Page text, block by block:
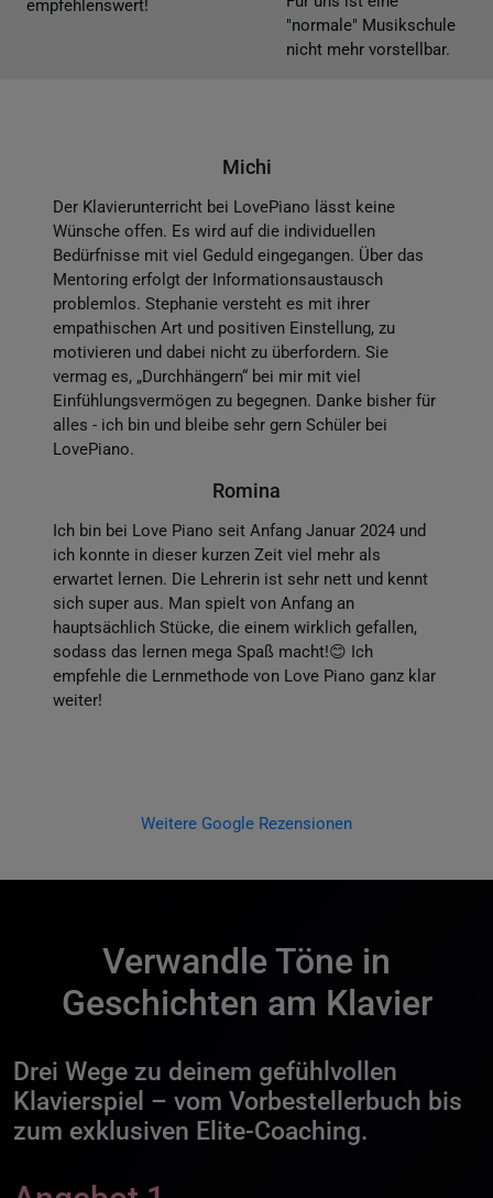
empfehlenswert!
"normale" Musikschule
nicht mehr vorstellbar.
Michi
Der Klavierunterricht bei LovePiano lässt keine
Wünsche offen. Es wird auf die individuellen
Bedürfnisse mit viel Geduld eingegangen. Über das
Mentoring erfolgt der Informationsaustausch
problemlos. Stephanie versteht es mit ihrer
empathischen Art und positiven Einstellung, zu
motivieren und dabei nicht zu überfordern. Sie
vermag es, „Durchhängern“ bei mir mit viel
Einfühlungsvermögen zu begegnen. Danke bisher für
alles - ich bin und bleibe sehr gern Schüler bei
LovePiano.
Romina
Ich bin bei Love Piano seit Anfang Januar 2024 und
ich konnte in dieser kurzen Zeit viel mehr als
erwartet lernen. Die Lehrerin ist sehr nett und kennt
sich super aus. Man spielt von Anfang an
hauptsächlich Stücke, die einem wirklich gefallen,
sodass das lernen mega Spaß macht!😊 Ich
empfehle die Lernmethode von Love Piano ganz klar
weiter!
Weitere Google Rezensionen
Verwandle Töne in
Geschichten am Klavier
Drei Wege zu deinem gefühlvollen
Klavierspiel – vom Vorbestellerbuch bis
zum exklusiven Elite-Coaching.